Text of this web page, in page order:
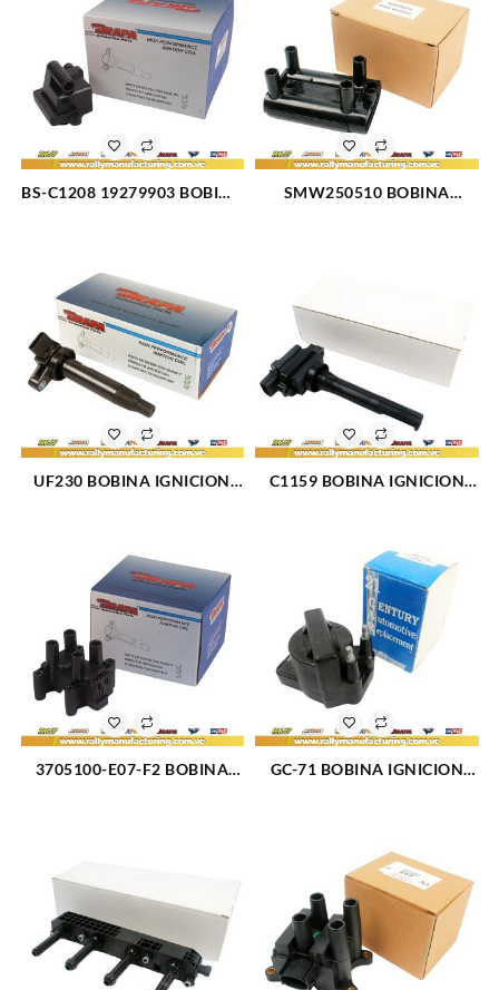
BS-C1208 19279903 BOBINA
SMW250510 BOBINA
UF230 BOBINA IGNICION
C1159 BOBINA IGNICION
3705100-E07-F2 BOBINA
GC-71 BOBINA IGNICION